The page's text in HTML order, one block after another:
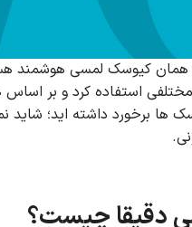
همان کیوسک لمسی هوشمند
استفاده کرد و بر
ها برخورد داشته اید؛
دقیقا چیست؟